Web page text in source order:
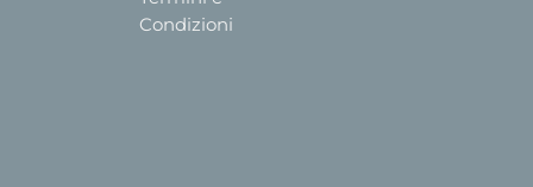
Condizioni